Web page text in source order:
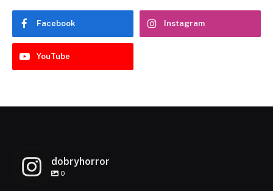
Facebook Instagram
YouTube
dobryhorror
0